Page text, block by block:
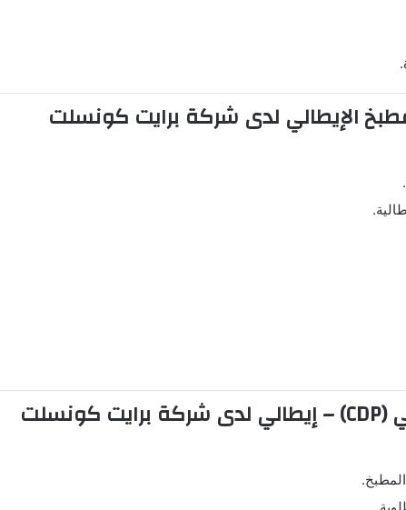
شركة برايت كونسلت
شركة برايت كونسلت